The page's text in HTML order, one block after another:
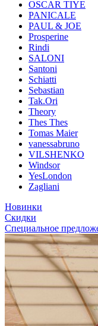
OSCAR TIYE
PANICALE
PAUL & JOE
Prosperine
Rindi
SALONI
Santoni
Schiatti
Sebastian
Tak.Ori
Theory
Thes Thes
Tomas Maier
vanessabruno
VILSHENKO
Windsor
YesLondon
Zagliani
Новинки
Скидки
Специальное